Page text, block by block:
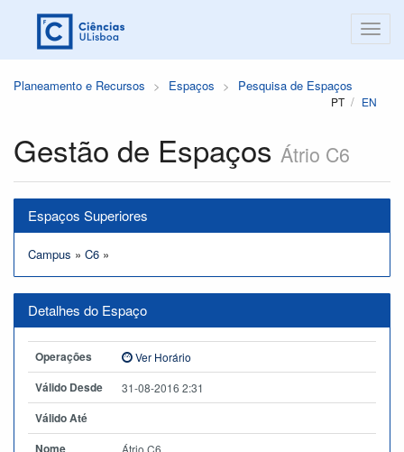
Planeamento e Recursos Espaços Pesquisa de Espaços
PT EN
Gestão de Espaços Átrio C6
Espaços Superiores
Campus » C6 »
Detalhes do Espaço
Operações Ver Horário
Válido Desde 31-08-2016 2:31
Válido Até
Nome
Átrio C6